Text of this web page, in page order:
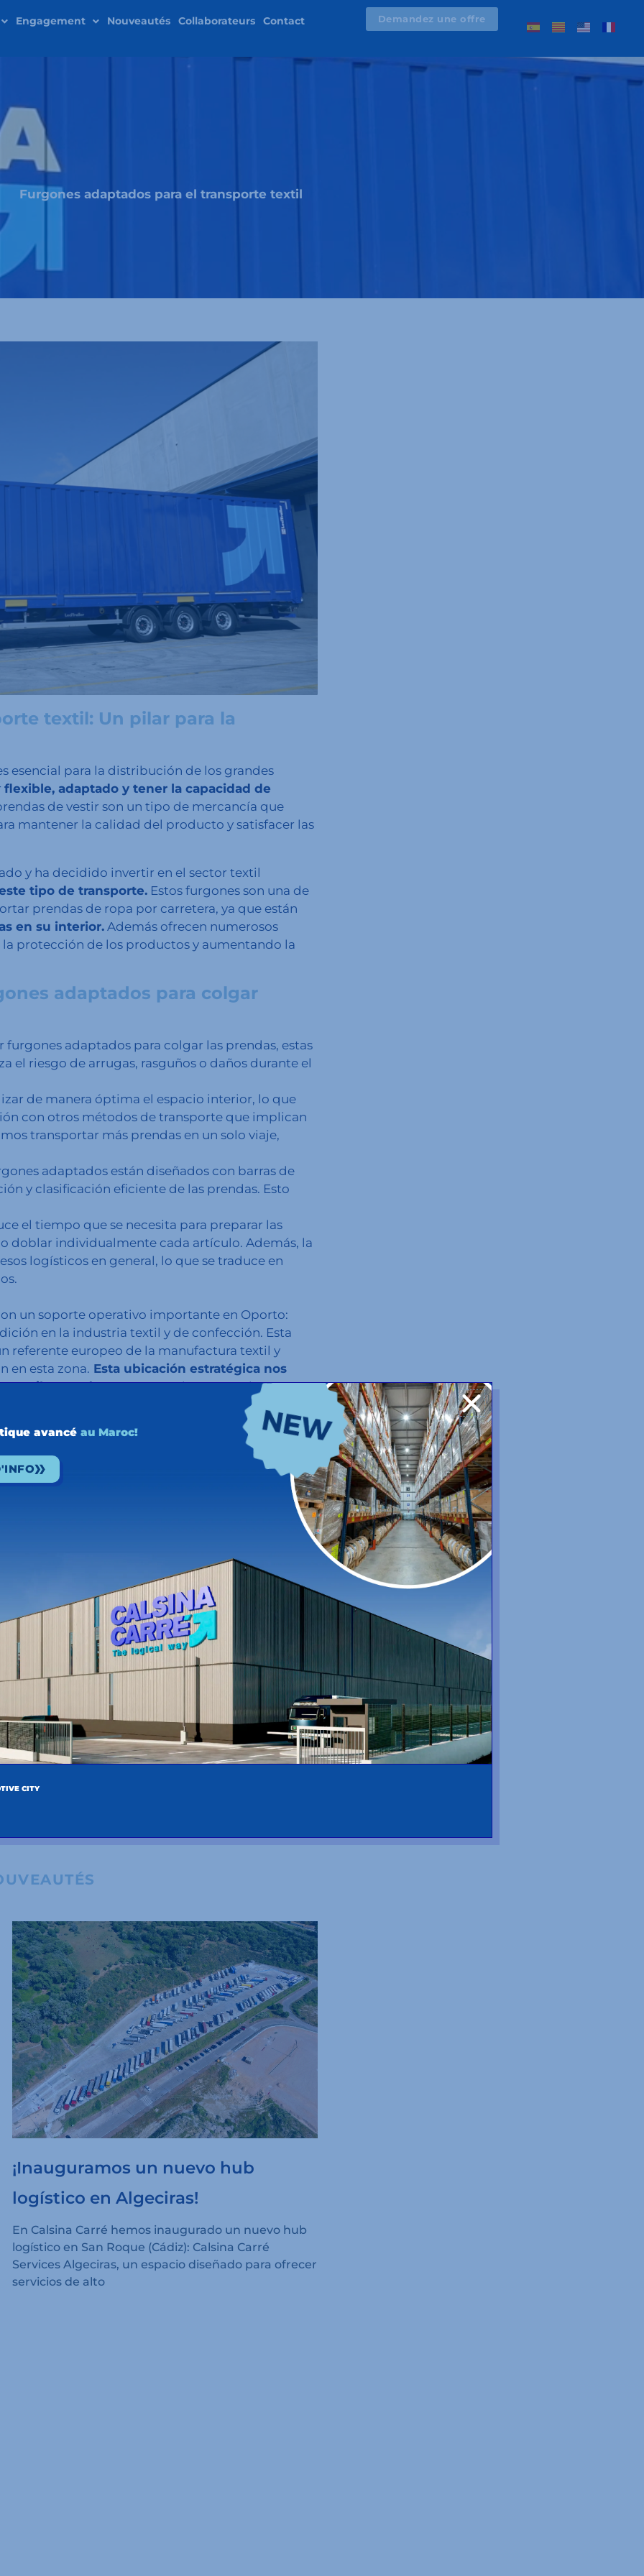
Engagement Nouveautés Collaborateurs Contact Demandez une offre
Furgones adaptados para el transporte textil
textil: Un pilar para la
esencial para la distribución de los grandes
flexible, adaptado y tener la capacidad de
de vestir son un tipo de mercancía que
mantener la calidad del producto y satisfacer las
y ha decidido invertir en el sector textil
tipo de transporte. Estos furgones son una de
prendas de ropa por carretera, ya que están
en su interior. Además ofrecen numerosos
protección de los productos y aumentando la
adaptados para colgar
furgones adaptados para colgar las prendas, estas
el riesgo de arrugas, rasguños o daños durante el
de manera óptima el espacio interior, lo que
con otros métodos de transporte que implican
transportar más prendas en un solo viaje,
adaptados están diseñados con barras de
y clasificación eficiente de las prendas. Esto
el tiempo que se necesita para preparar las
doblar individualmente cada artículo. Además, la
logísticos en general, lo que se traduce en
un soporte operativo importante en Oporto:
en la industria textil y de confección. Esta
referente europeo de la manufactura textil y
en esta zona. Esta ubicación estratégica nos
textiles a países europeos, lo que resulta en
una mayor capacidad de respuesta a las
¡Inauguramos un nuevo hub
logístico en Algeciras!
En Calsina Carré hemos inaugurado un nuevo hub
logístico en San Roque (Cádiz): Calsina Carré
Services Algeciras, un espacio diseñado para ofrecer
servicios de alto
avancéau Maroc!
CITY